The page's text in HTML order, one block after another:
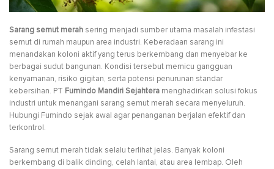
Sarang semut merah sering menjadi sumber utama masalah infestasi
semut di rumah maupun area industri. Keberadaan sarang ini
menandakan koloni aktif yang terus berkembang dan menyebar ke
berbagai sudut bangunan. Kondisi tersebut memicu gangguan
kenyamanan, risiko gigitan, serta potensi penurunan standar
kebersihan. PT Fumindo Mandiri Sejahtera menghadirkan solusi fokus
industri untuk menangani sarang semut merah secara menyeluruh.
Hubungi Fumindo sejak awal agar penanganan berjalan efektif dan
terkontrol.
Sarang semut merah tidak selalu terlihat jelas. Banyak koloni
berkembang di balik dinding, celah lantai, atau area lembap. Oleh